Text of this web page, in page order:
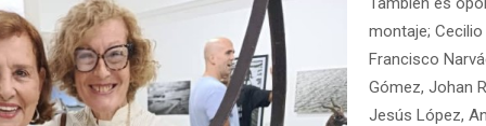
montaje;
Francisco
Gómez, Johan
Jesús López,